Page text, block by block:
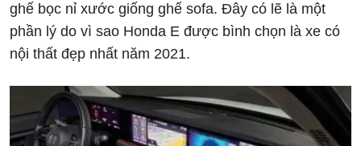
ghế bọc nỉ xước giống ghế sofa. Đây có lẽ là một
phần lý do vì sao Honda E được bình chọn là xe có
nội thất đẹp nhất năm 2021.